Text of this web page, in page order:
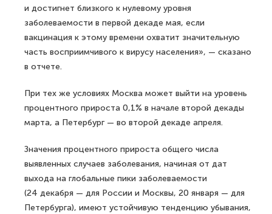
и достигнет близкого к нулевому уровня
заболеваемости в первой декаде мая, если
вакцинация к этому времени охватит значительную
часть восприимчивого к вирусу населения», — сказано
в отчете.
При тех же условиях Москва может выйти на уровень
процентного прироста 0,1% в начале второй декады
марта, а Петербург — во второй декаде апреля.
Значения процентного прироста общего числа
выявленных случаев заболевания, начиная от дат
выхода на глобальные пики заболеваемости
(24 декабря — для России и Москвы, 20 января — для
Петербурга), имеют устойчивую тенденцию убывания,